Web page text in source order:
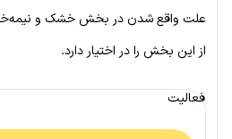
علت واقع شدن در بخش خشک و
از این بخش را در اختیار دارد.
فعالیت